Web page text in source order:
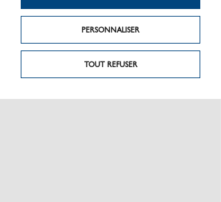
TOUT REFUSER
PERSONNALISER
Produit précédent Produit suivant